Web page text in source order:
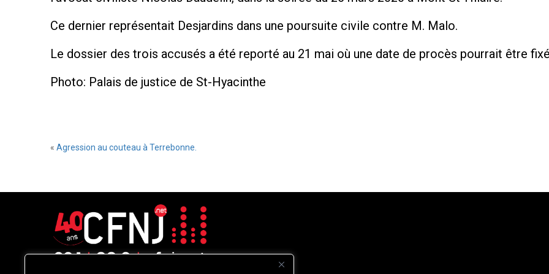
Ce dernier représentait Desjardins dans une poursuite civile contre M. Malo.
Le dossier des trois accusés a été reporté au 21 mai où une date de procès pourrait être
Photo: Palais de justice de St-Hyacinthe
« Agression au couteau à Terrebonne.